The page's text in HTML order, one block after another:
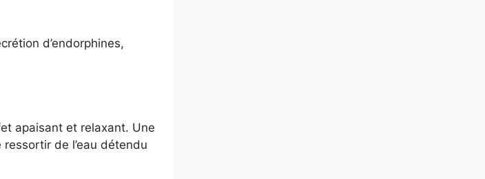
d’endorphines,
apaisant et relaxant. Une
de l’eau détendu